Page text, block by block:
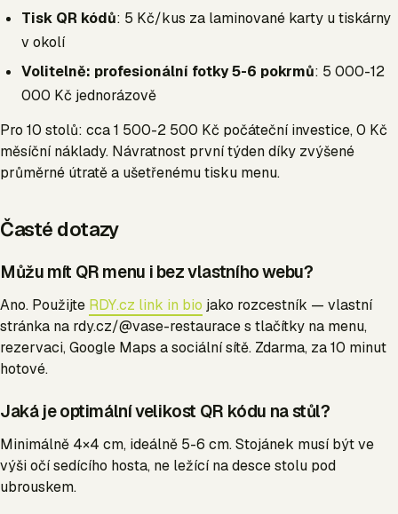
Tisk QR kódů: 5 Kč/kus za laminované karty u tiskárny
v okolí
Volitelně: profesionální fotky 5-6 pokrmů: 5 000-12
000 Kč jednorázově
Pro 10 stolů: cca 1 500-2 500 Kč počáteční investice, 0 Kč
měsíční náklady. Návratnost první týden díky zvýšené
průměrné útratě a ušetřenému tisku menu.
Časté dotazy
Můžu mít QR menu i bez vlastního webu?
Ano. Použijte RDY.cz link in bio jako rozcestník — vlastní
stránka na rdy.cz/@vase-restaurace s tlačítky na menu,
rezervaci, Google Maps a sociální sítě. Zdarma, za 10 minut
hotové.
Jaká je optimální velikost QR kódu na stůl?
Minimálně 4×4 cm, ideálně 5-6 cm. Stojánek musí být ve
výši očí sedícího hosta, ne ležící na desce stolu pod
ubrouskem.